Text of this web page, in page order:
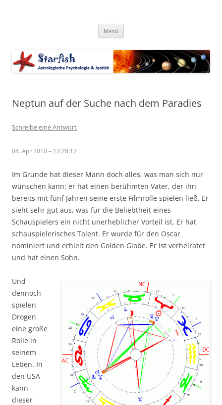
Menü
Neptun auf der Suche nach dem Paradies
Schreibe eine Antwort
04. Apr 2010 – 12:28:17
Im Grunde hat dieser Mann doch alles, was man sich nur
wünschen kann: er hat einen berühmten Vater, der ihn
bereits mit fünf Jahren seine erste Filmrolle spielen ließ. Er
sieht sehr gut aus, was für die Beliebtheit eines
Schauspielers ein nicht unerheblicher Vorteil ist. Er hat
schauspielerisches Talent. Er wurde für den Oscar
nominiert und erhielt den Golden Globe. Er ist verheiratet
und hat einen Sohn.
Und
dennoch
spielen
Drogen
eine große
Rolle in
seinem
Leben. In
den USA
kann
dieser